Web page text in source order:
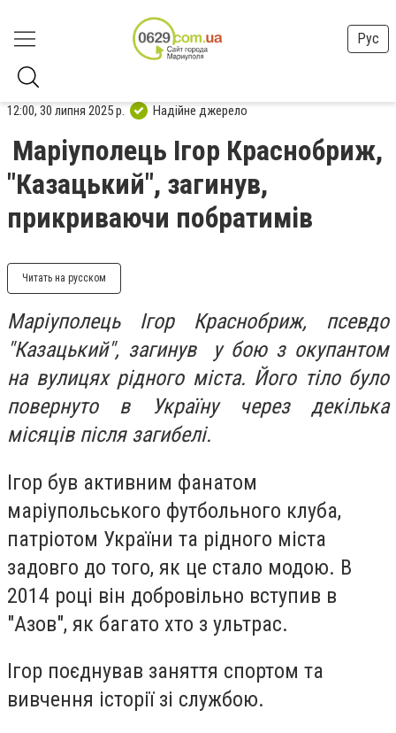
Рус
12:00, 30 липня 2025 р. Надійне джерело
Маріуполець Ігор Краснобриж,
"Казацький", загинув,
прикриваючи побратимів
Читать на русском
Маріуполець Ігор Краснобриж, псевдо
"Казацький", загинув у бою з окупантом
на вулицях рідного міста. Його тіло було
повернуто в Україну через декілька
місяців після загибелі.
Ігор був активним фанатом
маріупольського футбольного клуба,
патріотом України та рідного міста
задовго до того, як це стало модою. В
2014 році він добровільно вступив в
"Азов", як багато хто з ультрас.
Ігор поєднував заняття спортом та
вивчення історії зі службою.